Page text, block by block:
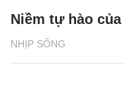
NHỊP SỐNG
Niềm tự hào